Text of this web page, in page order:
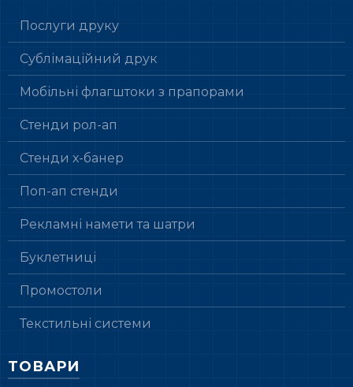
Послуги друку
Сублімаційний друк
Мобільні флагштоки з прапорами
Стенди рол-ап
Стенди х-банер
Поп-ап стенди
Рекламні намети та шатри
Буклетниці
Промостоли
Текстильні системи
ТОВАРИ